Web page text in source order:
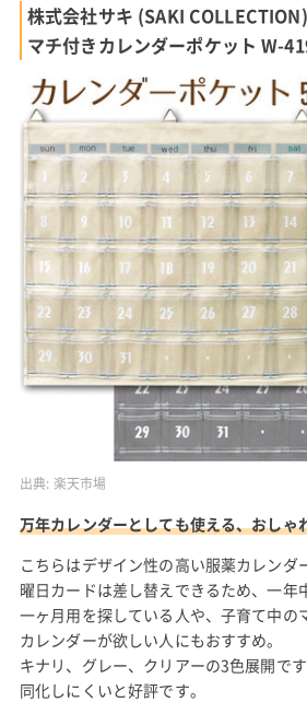
株式会社サキ (SAKI
マチ付きカレンダーポケット W-
出典: 楽天市場
万年カレンダーとしても使える、おしゃ
こちらはデザイン性の高い服薬カレンダ
曜日カードは差し替えできるため、一年
一ヶ月用を探している人や、子育て中の
カレンダーが欲しい人にもおすすめ。
キナリ、グレー、クリアーの3色展開で
同化しにくいと好評です。